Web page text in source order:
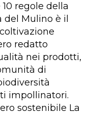
regole della
del Mulino è il
redatto
nei prodotti,
di
impollinatori.
sostenibile La